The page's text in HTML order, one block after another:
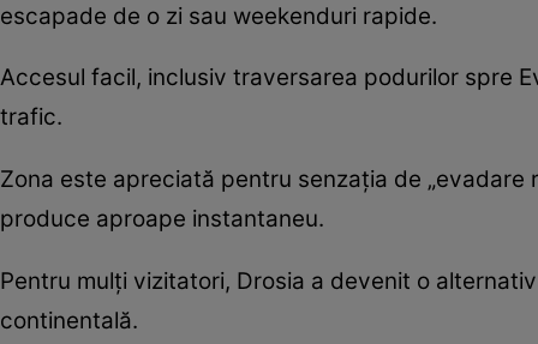
escapade de o zi sau weekenduri rapide.
Accesul facil, inclusiv traversarea podurilor spre
trafic.
Zona este apreciată pentru senzația de
produce aproape instantaneu.
Pentru mulți vizitatori, Drosia a devenit o
continentală.